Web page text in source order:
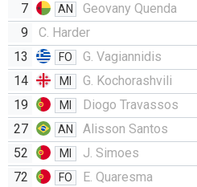
7
AN
Geovany Quenda
9
C. Harder
13
FO
G. Vagiannidis
14
MI
G. Kochorashvili
19
MI
Diogo Travassos
27
AN
Alisson Santos
52
MI
J. Simoes
72
FO E. Quaresma